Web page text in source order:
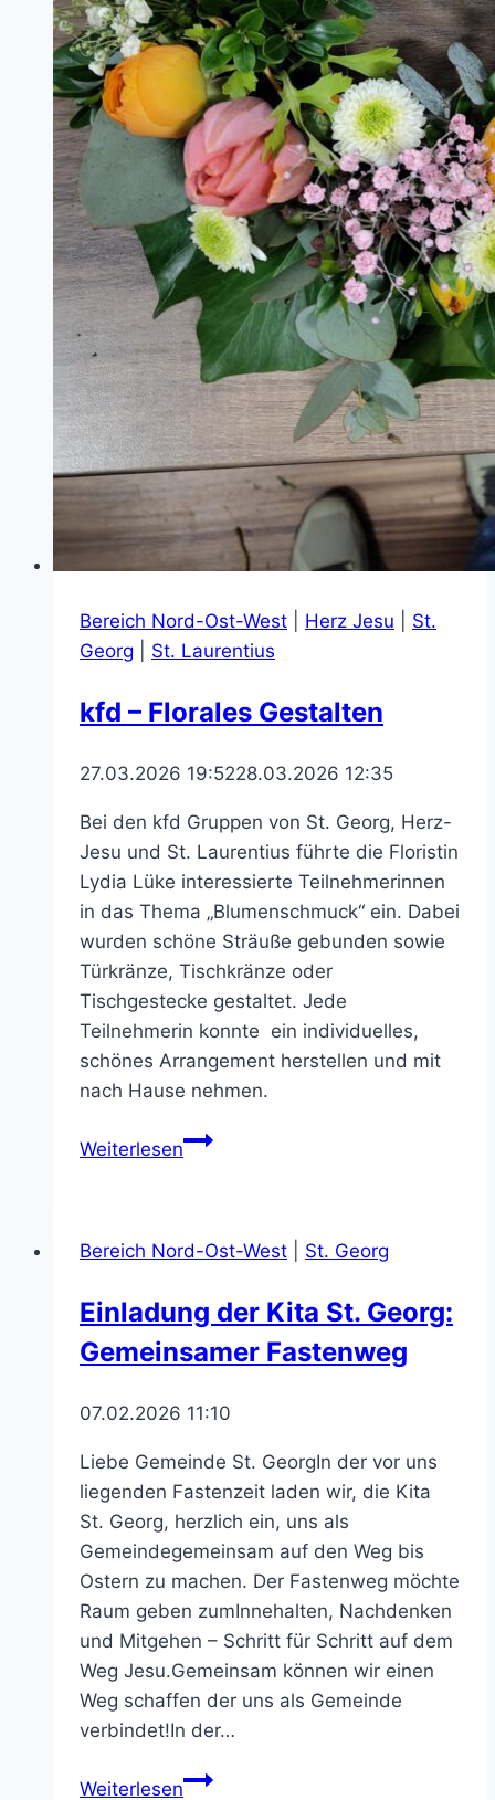
Bereich Nord-Ost-West Herz Jesu
St.
Georg
St. Laurentius
kfd – Florales Gestalten
27.03.2026 19:5228.03.2026 12:35
Bei den kfd Gruppen von St. Georg, Herz-
Jesu und St. Laurentius führte die Floristin
Lydia Lüke interessierte Teilnehmerinnen
in das Thema „Blumenschmuck“ ein. Dabei
wurden schöne Sträuße gebunden sowie
Türkränze, Tischkränze oder
Tischgestecke gestaltet. Jede
Teilnehmerin konnte ein individuelles,
schönes Arrangement herstellen und mit
nach Hause nehmen.
Weiterlesenkfd
Bereich Nord-Ost-West
St. Georg
Einladung der Kita St. Georg:
Gemeinsamer Fastenweg
07.02.2026 11:10
Liebe Gemeinde St. GeorgIn der vor uns
liegenden Fastenzeit laden wir, die Kita
St. Georg, herzlich ein, uns als
Gemeindegemeinsam auf den Weg bis
Ostern zu machen. Der Fastenweg möchte
Raum geben zumInnehalten, Nachdenken
und Mitgehen – Schritt für Schritt auf dem
Weg Jesu.Gemeinsam können wir einen
Weg schaffen der uns als Gemeinde
verbindet!In der…
WeiterlesenEinladung